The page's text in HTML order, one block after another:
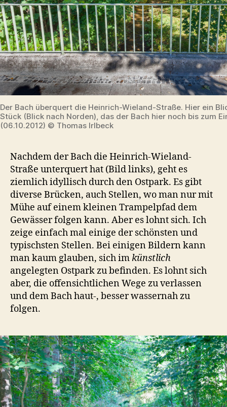
Der Bach überquert die Heinrich-Wieland-Straße. Hier ein
Stück (Blick nach Norden), das der Bach hier noch bis zum
(06.10.2012) © Thomas Irlbeck
Nachdem der Bach die Heinrich-Wieland-
Straße unterquert hat (Bild links), geht es
ziemlich idyllisch durch den Ostpark. Es gibt
diverse Brücken, auch Stellen, wo man nur mit
Mühe auf einem kleinen Trampelpfad dem
Gewässer folgen kann. Aber es lohnt sich. Ich
zeige einfach mal einige der schönsten und
typischsten Stellen. Bei einigen Bildern kann
man kaum glauben, sich imkünstlich
angelegten Ostpark zu befinden. Es lohnt sich
aber, die offensichtlichen Wege zu verlassen
und dem Bach haut-, besser wassernah zu
folgen.